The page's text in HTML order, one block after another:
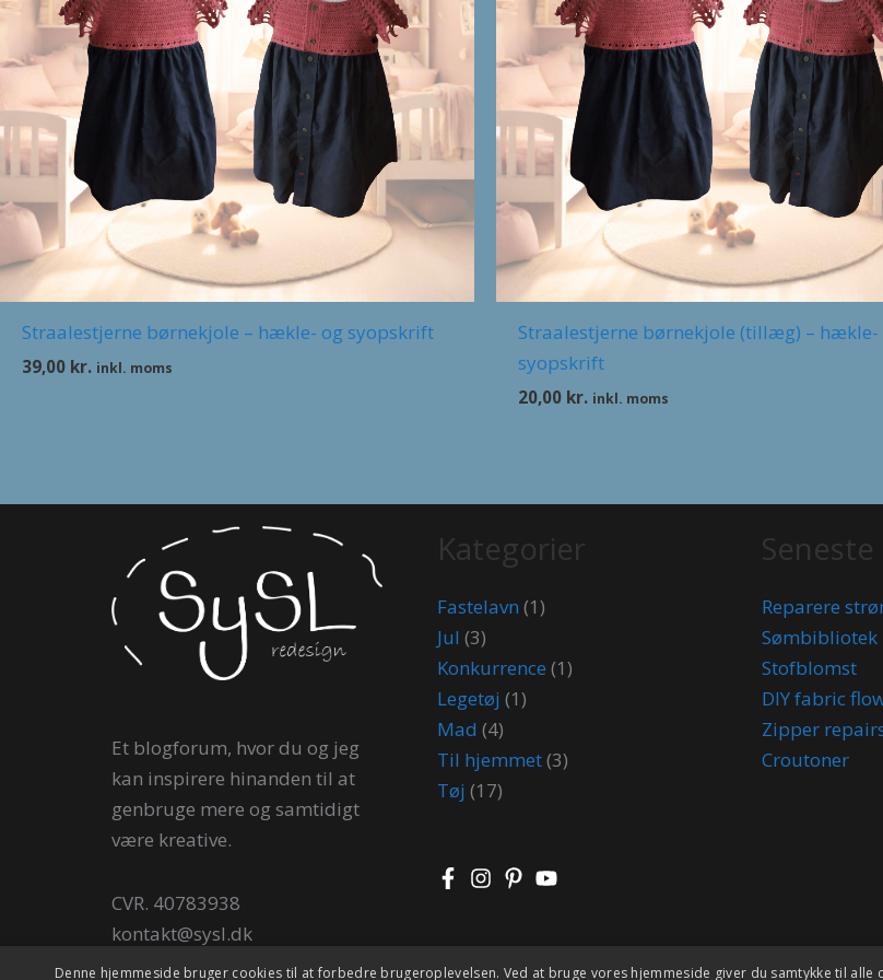
Straalestjerne børnekjole – hækle- og syopskrift
39,00 kr. inkl. moms
Straalestjerne børnekjole (tillæg) – hækle-
syopskrift
20,00 kr. inkl. moms
Et blogforum, hvor du og jeg
kan inspirere hinanden til at
genbruge mere og samtidigt
være kreative.
CVR. 40783938
kontakt@sysl.dk
3480 Fredensborg
Kategorier
Fastelavn (1)
Jul (3)
Konkurrence (1)
Legetøj (1)
Mad (4)
Til hjemmet(3)
Tøj (17)
Reparere
Sømbibliotek
Stofblomst
DIY fabric
Zipper
Croutoner
Denne hjemmeside bruger cookies til at forbedre brugeroplevelsen. Ved at bruge vores hjemmeside giver du samtykke til alle